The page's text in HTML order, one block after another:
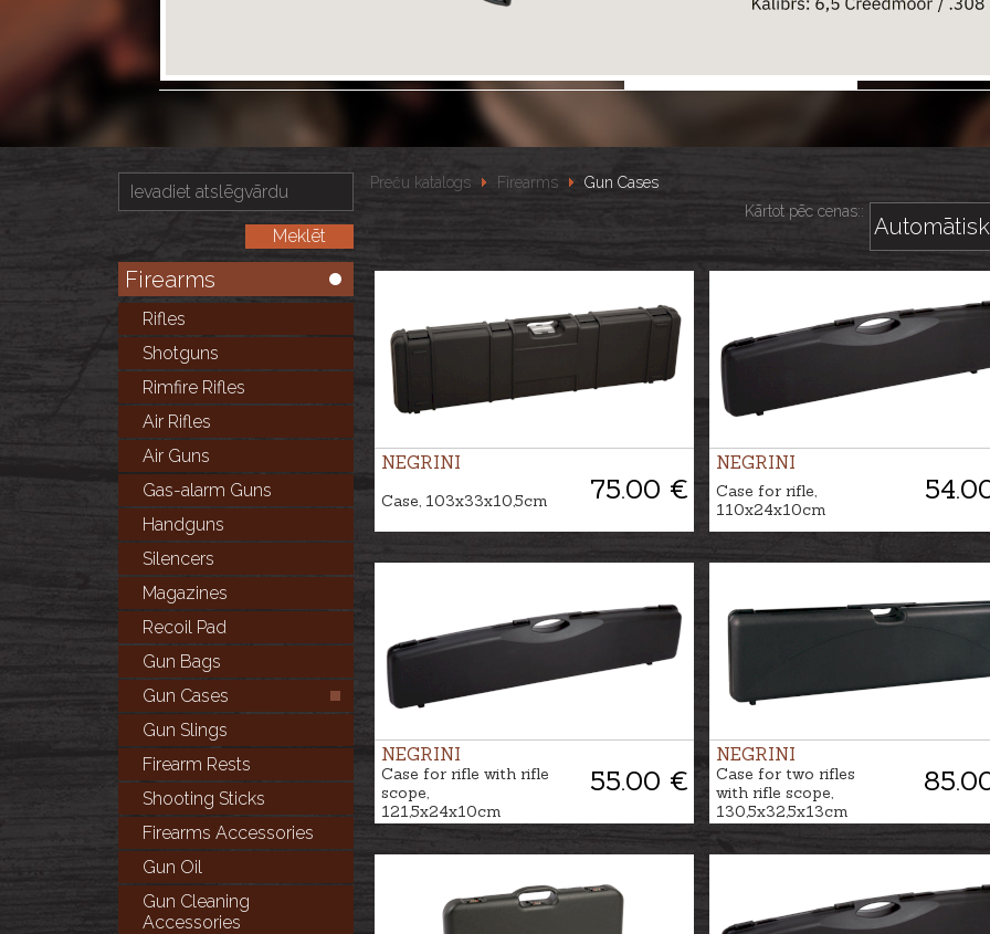
Firearms
Rifles
Shotguns
Rimfire Rifles
Air Rifles
Air Guns
Gas-alarm Guns
Handguns
Silencers
Magazines
Recoil Pad
Gun Bags
Gun Cases
Gun Slings
Firearm Rests
Shooting Sticks
Firearms Accessories
Gun Oil
Gun Cleaning
Accessories
Preču katalogs Firearms
Gun Cases
Kārtot pēc cenas::
NEGRINI
75.00 €
Case, 103x33x10,5cm
NEGRINI
Case for rifle,
110x24x10cm
NEGRINI
55.00 €
Case for rifle with rifle
scope,
121,5x24x10cm
NEGRINI
Case for two rifles
with rifle scope,
130,5x32,5x13cm